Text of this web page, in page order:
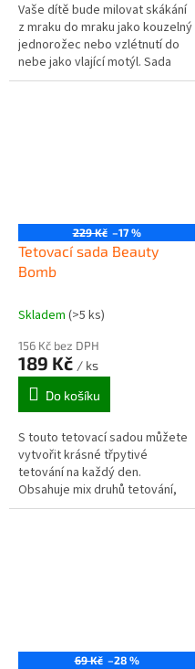
Vaše dítě bude milovat skákání
z mraku do mraku jako kouzelný
jednorožec nebo vzlétnutí do
nebe jako vlající motýl. Sada
barev na obličej Jednorožec &
229 Kč –17 %
Tetovací sada Beauty
Bomb
Skladem (>5 ks)
156 Kč bez DPH
189 Kč / ks
Do košíku
S touto tetovací sadou můžete
vytvořit krásné třpytivé
tetování na každý den.
Obsahuje mix druhů tetování,
šablony, třpytky a další doplňky.
69 Kč –28 %